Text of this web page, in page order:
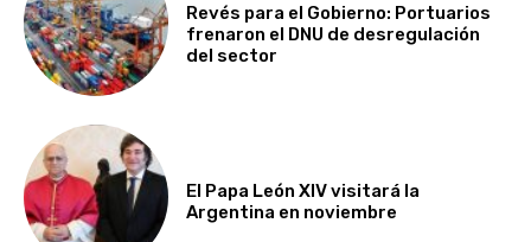
Revés para el Gobierno: Portuarios
frenaron el DNU de desregulación
del sector
El Papa León XIV visitará la
Argentina en noviembre